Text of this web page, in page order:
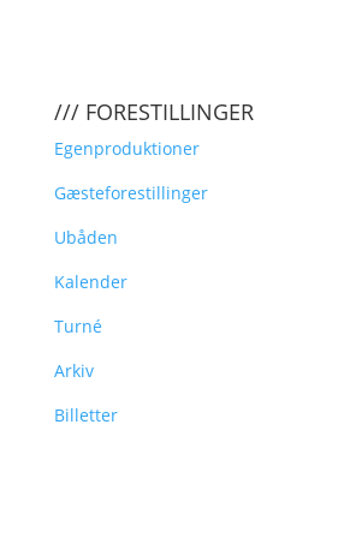
/// FORESTILLINGER
Egenproduktioner
Gæsteforestillinger
Ubåden
Kalender
Turné
Arkiv
Billetter